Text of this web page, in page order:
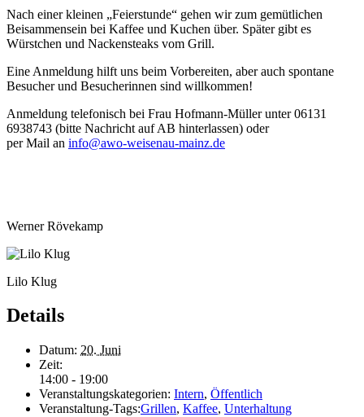
Nach einer kleinen „Feierstunde“ gehen wir zum gemütlichen
Beisammensein bei Kaffee und Kuchen über. Später gibt es
Würstchen und Nackensteaks vom Grill.
Eine Anmeldung hilft uns beim Vorbereiten, aber auch spontane
Besucher und Besucherinnen sind willkommen!
Anmeldung telefonisch bei Frau Hofmann-Müller unter 06131
6938743 (bitte Nachricht auf AB hinterlassen) oder
per Mail an info@awo-weisenau-mainz.de
Werner Rövekamp
Lilo Klug
Details
Datum: 20. Juni
Zeit:
14:00 - 19:00
Veranstaltungskategorien: Intern, Öffentlich
Veranstaltung-Tags:Grillen, Kaffee, Unterhaltung